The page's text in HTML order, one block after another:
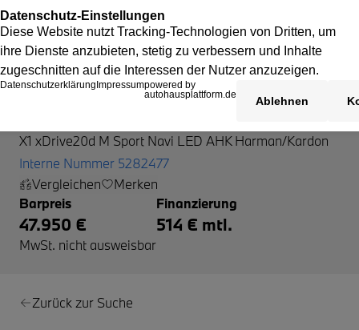
X1 xDrive20d M Sport Navi LED AHK Harman/Kardon
Interne Nummer 5282477
Vergleichen
Merken
Barpreis
47.950 €
MwSt. nicht ausweisbar
Finanzierung
514 € mtl.
Zurück zur Suche